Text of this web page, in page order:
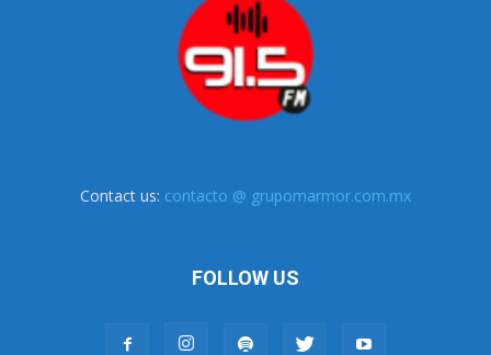
Contact us: contacto @ grupomarmor.com.mx
FOLLOW US